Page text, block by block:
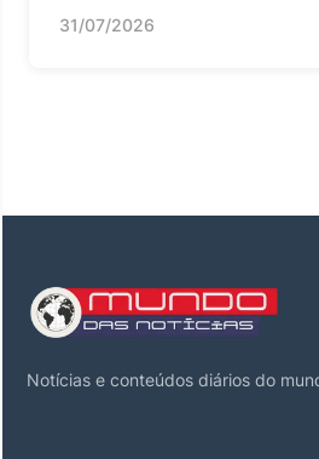
31/07/2026
Notícias e conteúdos diários do